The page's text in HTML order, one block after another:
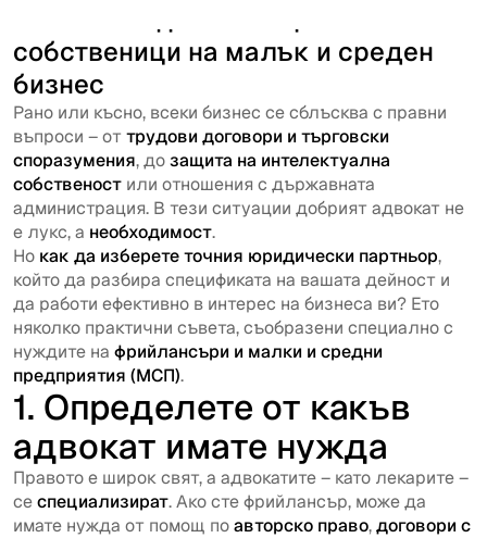
собственици на малък и среден
бизнес
Рано или късно, всеки бизнес се сблъсква с правни
въпроси – от трудови договори и търговски
споразумения, дозащита на интелектуална
собственост или отношения с държавната
администрация. В тези ситуации добрият адвокат не
е лукс, а необходимост.
Но как да изберете точния юридически партньор,
който да разбира спецификата на вашата дейност и
да работи ефективно в интерес на бизнеса ви? Ето
няколко практични съвета, съобразени специално с
нуждите на фрийлансъри и малки и средни
предприятия (МСП).
1. Определете от какъв
адвокат имате нужда
Правото е широк свят, а адвокатите – като лекарите –
сеспециализират. Ако сте фрийлансър, може да
имате нужда от помощ поавторско право,договори с